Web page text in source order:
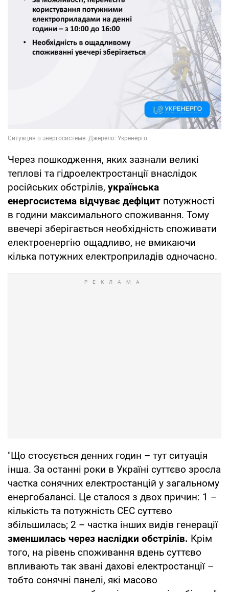
Через пошкодження, яких зазнали великі
теплові та гідроелектростанції внаслідок
російських обстрілів, українська
енергосистема відчуває дефіцит потужності
в години максимального споживання. Тому
ввечері зберігається необхідність споживати
електроенергію ощадливо, не вмикаючи
кілька потужних електроприладів одночасно.
"Що стосується денних годин – тут ситуація
інша. За останні роки в Україні суттєво зросла
частка сонячних електростанцій у загальному
енергобалансі. Це сталося з двох причин: 1 –
кількість та потужність СЕС суттєво
збільшилась; 2 – частка інших видів генерації
зменшилась через наслідки обстрілів. Крім
того, на рівень споживання вдень суттєво
впливають так звані дахові електростанції –
тобто сонячні панелі, які масово